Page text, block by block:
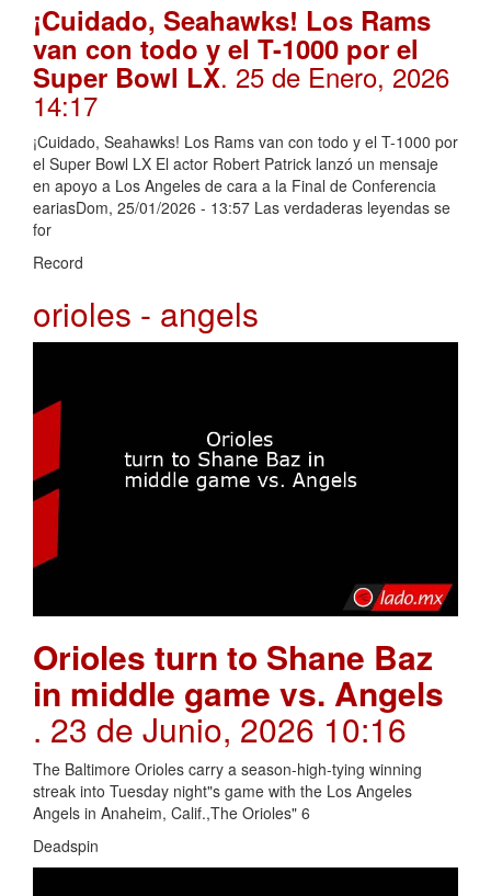
¡Cuidado, Seahawks! Los Rams
van con todo y el T-1000 por el
Super Bowl LX. 25 de Enero, 2026
14:17
¡Cuidado, Seahawks! Los Rams van con todo y el T-1000 por
el Super Bowl LX El actor Robert Patrick lanzó un mensaje
en apoyo a Los Angeles de cara a la Final de Conferencia
eariasDom, 25/01/2026 - 13:57 Las verdaderas leyendas se
for
Record
orioles - angels
Orioles turn to Shane Baz
in middle game vs. Angels
. 23 de Junio, 2026 10:16
The Baltimore Orioles carry a season-high-tying winning
streak into Tuesday night"s game with the Los Angeles
Angels in Anaheim, Calif.,The Orioles" 6
Deadspin